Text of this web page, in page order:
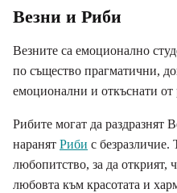
Везни и Риби
Везните са емоционално
по същество прагматични,
емоционални и откъснати от
Рибите могат да раздразнят
наранят Риби с безразличие.
любопитство, за да открият,
любовта към красотата и